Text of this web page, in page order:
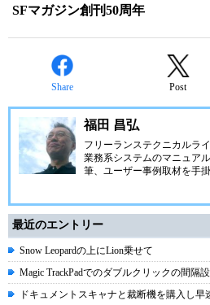
SFマガジン創刊50周年
Share Post
福田 昌弘
フリーランステクニカルラ
業務系システムのマニュア
筆、ユーザー事例取材を手
最近のエントリー
Snow Leopardの上にLion乗せて
Magic TrackPadでのダブルクリックの間隔
ドキュメントスキャナと裁断機を購入し早